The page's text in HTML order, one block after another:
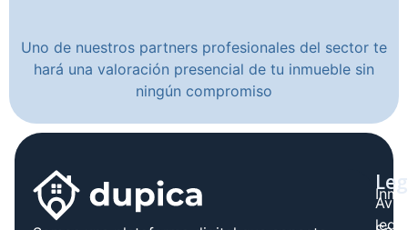
Uno de nuestros partners profesionales del sector te
hará una valoración presencial de tu inmueble sin
ningún compromiso
legal